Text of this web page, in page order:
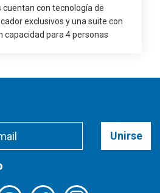
cuentan con tecnología de
exclusivos y una suite con
capacidad para 4 personas
Unirse